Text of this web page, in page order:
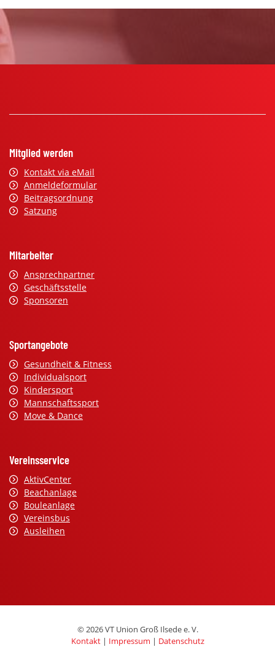
Mitglied werden
Kontakt via eMail
Anmeldeformular
Beitragsordnung
Satzung
Mitarbeiter
Ansprechpartner
Geschäftsstelle
Sponsoren
Sportangebote
Gesundheit & Fitness
Individualsport
Kindersport
Mannschaftssport
Move & Dance
Vereinsservice
AktivCenter
Beachanlage
Bouleanlage
Vereinsbus
Ausleihen
© 2026 VT Union Groß Ilsede e. V.
Kontakt| Impressum | Datenschutz